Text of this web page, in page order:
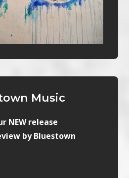
Music
NEW release
by Bluestown